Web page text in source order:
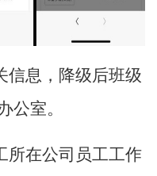
信息，降级后班级
公室。
所在公司员工工作